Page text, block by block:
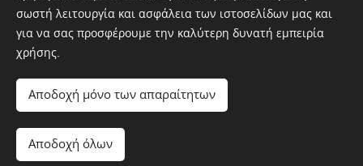
Katerina Moschou,
Kalotaxido blog, 2018. All rights reserved.
σωστή λειτουργία και ασφάλεια των ιστοσελίδων μας και
για να σας προσφέρουμε την καλύτερη δυνατή εμπειρία
χρήσης.
Αποδοχή μόνο των απαραίτητων
Αποδοχή όλων